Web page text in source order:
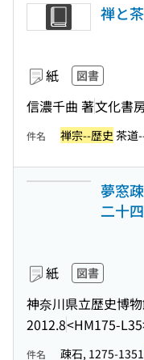
禅と
紙 図書
信濃千曲 著文化書
件名 禅宗--歴史 茶道
夢窓
二十
紙 図書
神奈川県立歴史博
2012.8<HM175-
件名 疎石, 1275-1351